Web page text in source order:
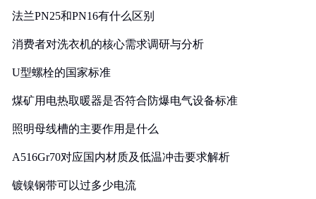
法兰PN25和PN16有什么区别
消费者对洗衣机的核心需求调研与分析
U型螺栓的国家标准
煤矿用电热取暖器是否符合防爆电气设备标准
照明母线槽的主要作用是什么
A516Gr70对应国内材质及低温冲击要求解析
镀镍钢带可以过多少电流